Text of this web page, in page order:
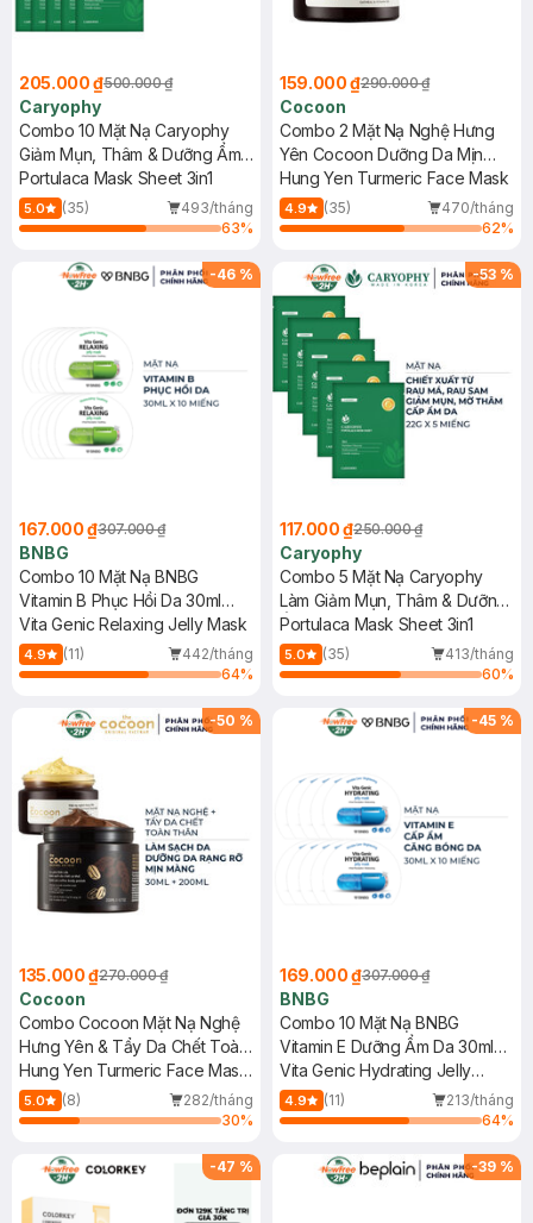
205.000 ₫500.000 ₫
Caryophy
Combo 10 Mặt Nạ Caryophy
Giảm Mụn, Thâm & Dưỡng Ẩm
Da 22g
Portulaca Mask Sheet 3in1
5.0 (35)
493/tháng
63%
159.000 ₫290.000 ₫
Cocoon
Combo 2 Mặt Nạ Nghệ Hưng
Yên Cocoon Dưỡng Da Mịn
Màng 30ml
Hung Yen Turmeric Face Mask
4.9 (35)
470/tháng
62%
-46 %
167.000 ₫307.000 ₫
BNBG
Combo 10 Mặt Nạ BNBG
Vitamin B Phục Hồi Da 30ml
(Mới)
Vita Genic Relaxing Jelly Mask
4.9 (11)
442/tháng
64%
-53 %
117.000 ₫250.000 ₫
Caryophy
Combo 5 Mặt Nạ Caryophy
Làm Giảm Mụn, Thâm & Dưỡng
Ẩm Da 22g
Portulaca Mask Sheet 3in1
5.0 (35)
413/tháng
60%
-50 %
135.000 ₫270.000 ₫
Cocoon
Combo Cocoon Mặt Nạ Nghệ
Hưng Yên & Tẩy Da Chết Toàn
Thân Cà Phê Đắk Lắk
30ml+200ml
Hung Yen Turmeric Face Mask
+ Dak Lak Coffee Body Polish
5.0 (8)
282/tháng
30%
-45 %
169.000 ₫307.000 ₫
BNBG
Combo 10 Mặt Nạ BNBG
Vitamin E Dưỡng Ẩm Da 30ml
(Mới)
Vita Genic Hydrating Jelly
Mask
4.9 (11)
213/tháng
64%
-47 % -39 %